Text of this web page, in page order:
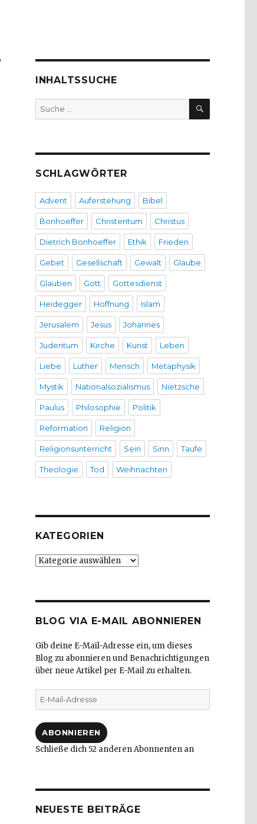
INHALTSSUCHE
Suche
nach:
SUCHEN
SCHLAGWÖRTER
Advent Auferstehung Bibel
Bonhoeffer Christentum Christus
Dietrich Bonhoeffer Ethik Frieden
Gebet Gesellschaft Gewalt Glaube
Glauben Gott Gottesdienst
Heidegger Hoffnung Islam
Jerusalem Jesus Johannes
Judentum Kirche Kunst Leben
Liebe Luther Mensch Metaphysik
Mystik Nationalsozialismus Nietzsche
Paulus Philosophie Politik
Reformation Religion
Religionsunterricht Sein Sinn Taufe
Theologie Tod Weihnachten
KATEGORIEN
Kategorien
BLOG VIA E-MAIL ABONNIEREN
Gib deine E-Mail-Adresse ein, um dieses
Blog zu abonnieren und Benachrichtigungen
über neue Artikel per E-Mail zu erhalten.
E-
Mail-
ABONNIEREN
Schließe dich 52 anderen Abonnenten an
NEUESTE BEITRÄGE